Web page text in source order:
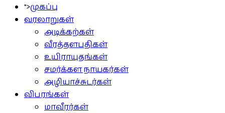
">முகப்பு
வரலாறுகள்
அடிக்கற்கள்
வீரத்தளபதிகள்
உயிராயுதங்கள்
சமர்க்கள நாயகர்கள்
அழியாச்சுடர்கள்
விபரங்கள்
மாவீரர்கள்